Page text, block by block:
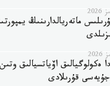
ماتەريالدارىنىڭ
ەكولوگيالىق اۆياتسيالىق وتىن
قۇرىلادى